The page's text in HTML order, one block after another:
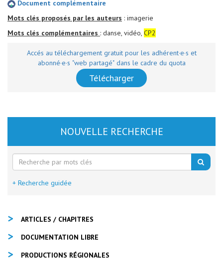
Document complémentaire
Mots clés proposés par les auteurs : imagerie
Mots clés complémentaires : danse, vidéo, CP2
Accés au téléchargement gratuit pour les adhérent·e·s et
abonné·e·s "web partagé" dans le cadre du quota
Télécharger
NOUVELLE RECHERCHE
+ Recherche guidée
ARTICLES / CHAPITRES
DOCUMENTATION LIBRE
PRODUCTIONS RÉGIONALES